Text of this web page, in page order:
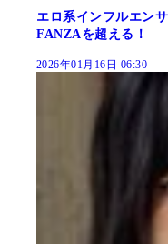
エロ系インフルエン
FANZAを超える！
2026年01月16日 06:30